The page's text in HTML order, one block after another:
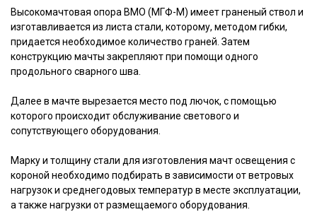
Высокомачтовая опора ВМО (МГФ-М) имеет граненый ствол и
изготавливается из листа стали, которому, методом гибки,
придается необходимое количество граней. Затем
конструкцию мачты закрепляют при помощи одного
продольного сварного шва.
Далее в мачте вырезается место под лючок, с помощью
которого происходит обслуживание светового и
сопутствующего оборудования.
Марку и толщину стали для изготовления мачт освещения с
короной необходимо подбирать в зависимости от ветровых
нагрузок и среднегодовых температур в месте эксплуатации,
а также нагрузки от размещаемого оборудования.